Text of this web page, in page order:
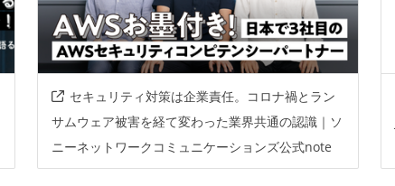
セキュリティ対策は企業責任。コロナ禍とラン
サムウェア被害を経て変わった業界共通の認識｜ソ
ニーネットワークコミュニケーションズ公式note